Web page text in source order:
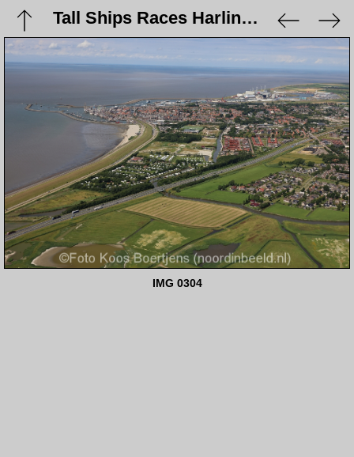
Tall Ships Races Harlingen 14 juli 2022
IMG 0304